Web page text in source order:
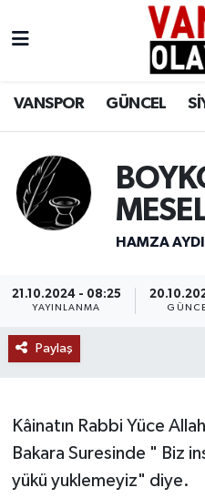
VANSPOR GÜNCEL
HAMZA
21.10.2024 - 08:25
YAYINLANMA
Paylaş
Kâinatın Rabbi Yüce
Bakara Suresinde " Biz
yükü yuklemeyiz" diye.
Siyaset
Ekonomi
Eğitim
Bilim & Teknoloji
Van Nöbetçi
Van Namaz Vakitleri
Van Trafik Yoğunluk
Tüm Manşetler
Son Dakika Haberleri